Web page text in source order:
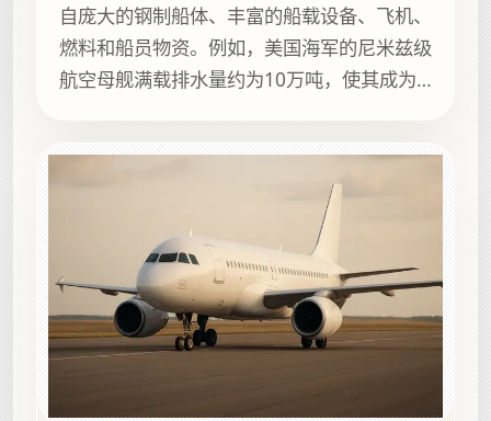
自庞大的钢制船体、丰富的船载设备、飞机、
燃料和船员物资。例如，美国海军的尼米兹级
航空母舰满载排水量约为10万吨，使其成为